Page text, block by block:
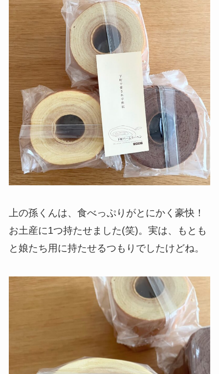
上の孫くんは、食べっぷりがとにかく豪快！
お土産に1つ持たせました(笑)。実は、もとも
と娘たち用に持たせるつもりでしたけどね。